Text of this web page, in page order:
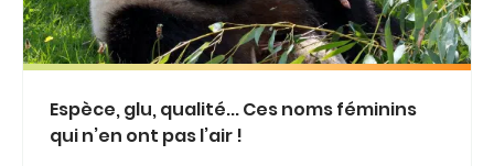
Espèce, glu, qualité... Ces noms féminins
qui n’en ont pas l’air !